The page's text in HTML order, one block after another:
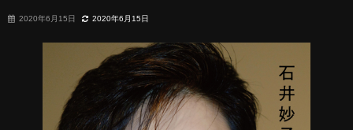
2020年6月15日 2020年6月15日